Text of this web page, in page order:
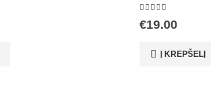
€19.00
Į KREPŠELĮ